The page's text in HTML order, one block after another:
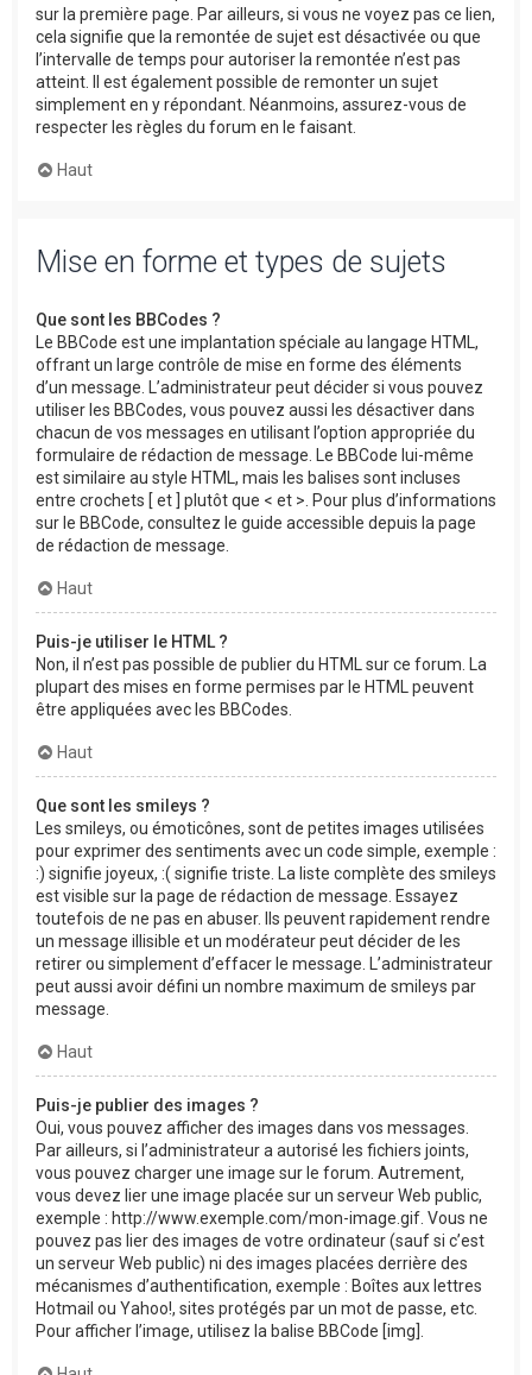
sur la première page. Par ailleurs, si vous ne voyez pas ce lien,
cela signifie que la remontée de sujet est désactivée ou que
l’intervalle de temps pour autoriser la remontée n’est pas
atteint. Il est également possible de remonter un sujet
simplement en y répondant. Néanmoins, assurez-vous de
respecter les règles du forum en le faisant.
Haut
Mise en forme et types de sujets
Que sont les BBCodes ?
Le BBCode est une implantation spéciale au langage HTML,
offrant un large contrôle de mise en forme des éléments
d’un message. L’administrateur peut décider si vous pouvez
utiliser les BBCodes, vous pouvez aussi les désactiver dans
chacun de vos messages en utilisant l’option appropriée du
formulaire de rédaction de message. Le BBCode lui-même
est similaire au style HTML, mais les balises sont incluses
entre crochets [ et ] plutôt que < et >. Pour plus d’informations
sur le BBCode, consultez le guide accessible depuis la page
de rédaction de message.
Haut
Puis-je utiliser le HTML ?
Non, il n’est pas possible de publier du HTML sur ce forum. La
plupart des mises en forme permises par le HTML peuvent
être appliquées avec les BBCodes.
Haut
Que sont les smileys ?
Les smileys, ou émoticônes, sont de petites images utilisées
pour exprimer des sentiments avec un code simple, exemple :
:) signifie joyeux, :( signifie triste. La liste complète des smileys
est visible sur la page de rédaction de message. Essayez
toutefois de ne pas en abuser. Ils peuvent rapidement rendre
un message illisible et un modérateur peut décider de les
retirer ou simplement d’effacer le message. L’administrateur
peut aussi avoir défini un nombre maximum de smileys par
message.
Haut
Puis-je publier des images ?
Oui, vous pouvez afficher des images dans vos messages.
Par ailleurs, si l’administrateur a autorisé les fichiers joints,
vous pouvez charger une image sur le forum. Autrement,
vous devez lier une image placée sur un serveur Web public,
exemple : http://www.exemple.com/mon-image.gif. Vous ne
pouvez pas lier des images de votre ordinateur (sauf si c’est
un serveur Web public) ni des images placées derrière des
mécanismes d’authentification, exemple : Boîtes aux lettres
Hotmail ou Yahoo!, sites protégés par un mot de passe, etc.
Pour afficher l’image, utilisez la balise BBCode [img].